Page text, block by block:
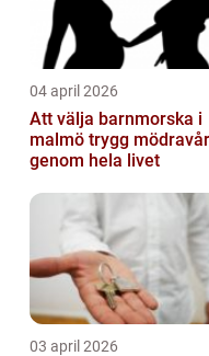
04 april 2026
Att välja barnmorska i
malmö trygg mödravård
genom hela livet
03 april 2026